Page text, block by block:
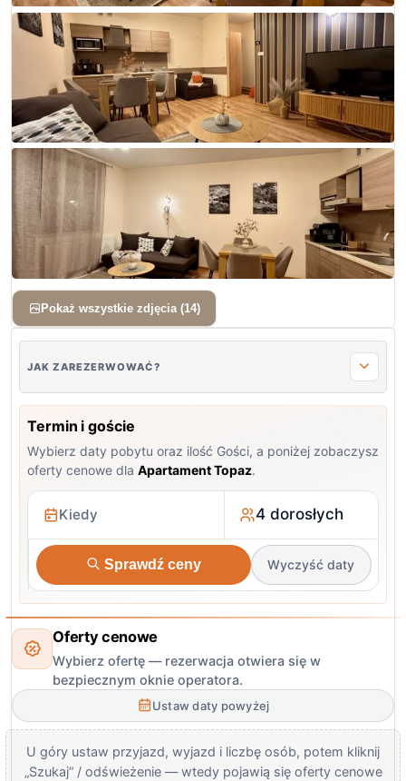
+ 11 zdjęć
Pokaż wszystkie zdjęcia (14)
JAK ZAREZERWOWAĆ?
Termin i goście
Wybierz daty pobytu oraz ilość Gości, a poniżej zobaczysz
oferty cenowe dla Apartament Topaz.
4 dorosłych
Sprawdź ceny Wyczyść daty
Oferty cenowe
Wybierz ofertę — rezerwacja otwiera się w
bezpiecznym oknie operatora.
Ustaw daty powyżej
U góry ustaw przyjazd, wyjazd i liczbę osób, potem kliknij
„Szukaj” / odświeżenie — wtedy pojawią się oferty cenowe